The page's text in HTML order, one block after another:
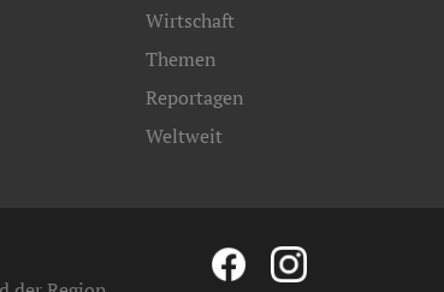
Wirtschaft
Themen
Reportagen
Weltweit